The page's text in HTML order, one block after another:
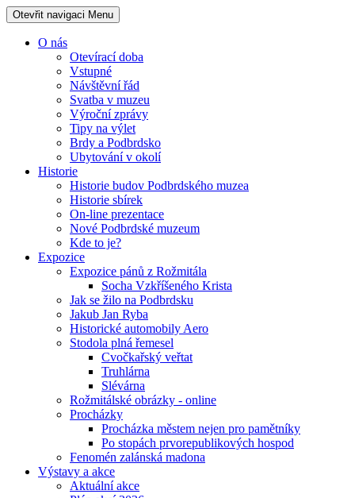
Otevřit navigaci Menu
O nás
Otevírací doba
Vstupné
Návštěvní řád
Svatba v muzeu
Výroční zprávy
Tipy na výlet
Brdy a Podbrdsko
Ubytování v okolí
Historie
Historie budov Podbrdského muzea
Historie sbírek
On-line prezentace
Nové Podbrdské muzeum
Kde to je?
Expozice
Expozice pánů z Rožmitála
Socha Vzkříšeného Krista
Jak se žilo na Podbrdsku
Jakub Jan Ryba
Historické automobily Aero
Stodola plná řemesel
Cvočkařský veřtat
Truhlárna
Slévárna
Rožmitálské obrázky - online
Procházky
Procházka městem nejen pro pamětníky
Po stopách prvorepublikových hospod
Fenomén zalánská madona
Výstavy a akce
Aktuální akce